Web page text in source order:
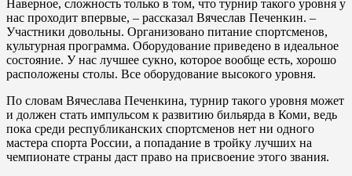
Наверное, сложность только в том, что турнир такого уровня у
нас проходит впервые, – рассказал Вячеслав Печенкин. –
Участники довольны. Организовано питание спортсменов,
культурная программа. Оборудование приведено в идеальное
состояние. У нас лучшее сукно, которое вообще есть, хорошо
расположены столы. Все оборудование высокого уровня.
По словам Вячеслава Печенкина, турнир такого уровня может
и должен стать импульсом к развитию бильярда в Коми, ведь
пока среди республиканских спортсменов нет ни одного
мастера спорта России, а попадание в тройку лучших на
чемпионате страны даст право на присвоение этого звания.